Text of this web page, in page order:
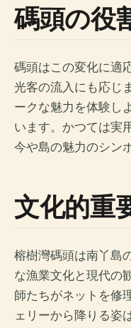
碼頭の役
碼頭はこの変化に適
光客の流入にも応じ
ークな魅力を体験し
います。かつては実
今や島の魅力のシン
文化的重
榕樹灣碼頭は南丫島
な漁業文化と現代の
師たちがネットを修
ェリーから降りる姿